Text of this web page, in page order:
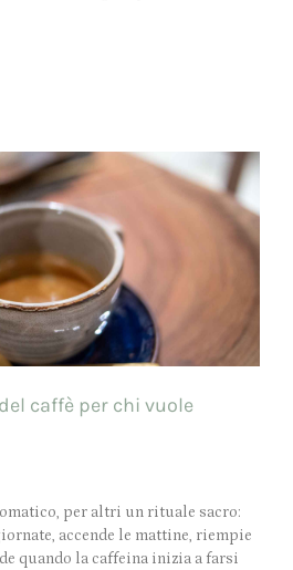
caffè per chi vuole
per altri un rituale sacro:
accende le mattine, riempie
quando la caffeina inizia a farsi